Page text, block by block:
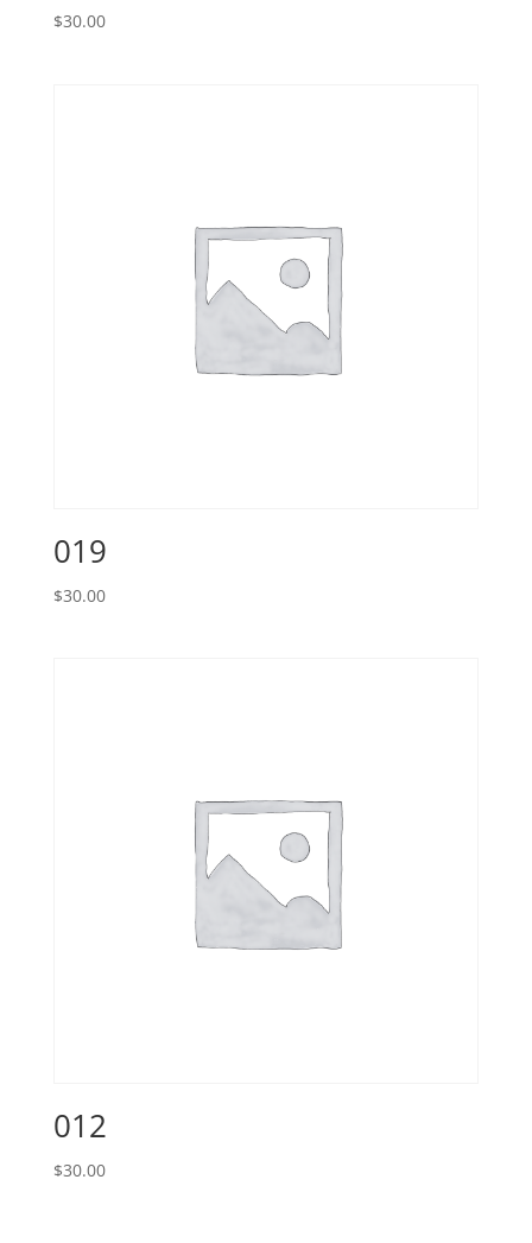
$30.00
019
$30.00
012
$30.00